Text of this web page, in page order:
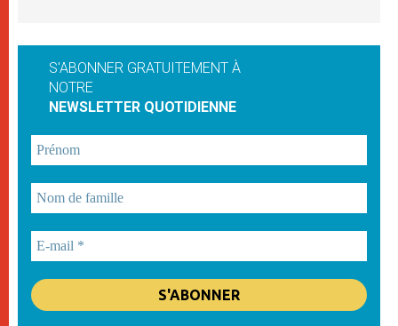
S'ABONNER GRATUITEMENT À
NOTRE
NEWSLETTER QUOTIDIENNE